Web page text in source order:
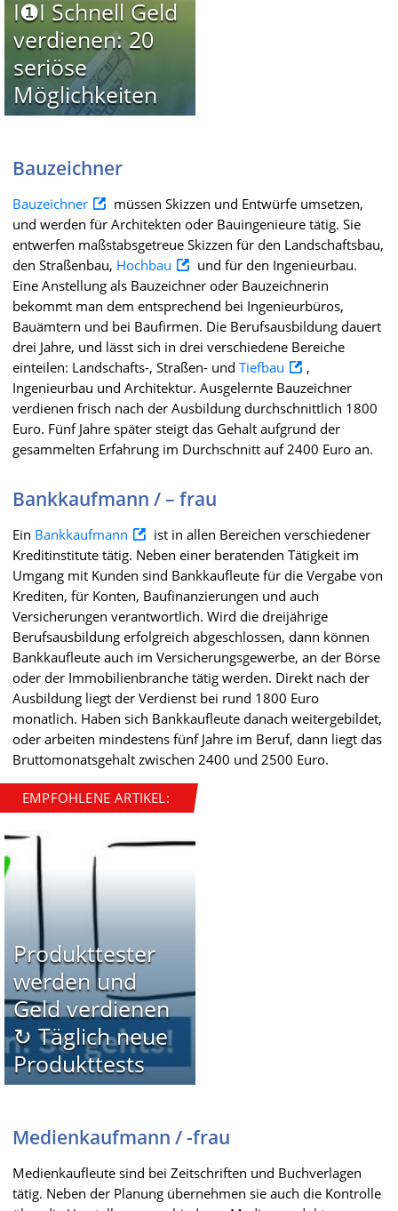
I❶I Schnell Geld
verdienen: 20
seriöse
Möglichkeiten
Bauzeichner
Bauzeichner
müssen Skizzen und Entwürfe umsetzen,
und werden für Architekten oder Bauingenieure tätig. Sie
entwerfen maßstabsgetreue Skizzen für den Landschaftsbau,
den Straßenbau, Hochbau
und für den Ingenieurbau.
Eine Anstellung als Bauzeichner oder Bauzeichnerin
bekommt man dem entsprechend bei Ingenieurbüros,
Bauämtern und bei Baufirmen. Die Berufsausbildung dauert
drei Jahre, und lässt sich in drei verschiedene Bereiche
einteilen: Landschafts-, Straßen- und Tiefbau
,
Ingenieurbau und Architektur. Ausgelernte Bauzeichner
verdienen frisch nach der Ausbildung durchschnittlich 1800
Euro. Fünf Jahre später steigt das Gehalt aufgrund der
gesammelten Erfahrung im Durchschnitt auf 2400 Euro an.
Bankkaufmann / – frau
Ein Bankkaufmann
ist in allen Bereichen verschiedener
Kreditinstitute tätig. Neben einer beratenden Tätigkeit im
Umgang mit Kunden sind Bankkaufleute für die Vergabe von
Krediten, für Konten, Baufinanzierungen und auch
Versicherungen verantwortlich. Wird die dreijährige
Berufsausbildung erfolgreich abgeschlossen, dann können
Bankkaufleute auch im Versicherungsgewerbe, an der Börse
oder der Immobilienbranche tätig werden. Direkt nach der
Ausbildung liegt der Verdienst bei rund 1800 Euro
monatlich. Haben sich Bankkaufleute danach weitergebildet,
oder arbeiten mindestens fünf Jahre im Beruf, dann liegt das
Bruttomonatsgehalt zwischen 2400 und 2500 Euro.
EMPFOHLENE ARTIKEL:
Produkttester
werden und
Geld verdienen
↻ Täglich neue
Produkttests
Medienkaufmann / -frau
Medienkaufleute sind bei Zeitschriften und Buchverlagen
tätig. Neben der Planung übernehmen sie auch die Kontrolle